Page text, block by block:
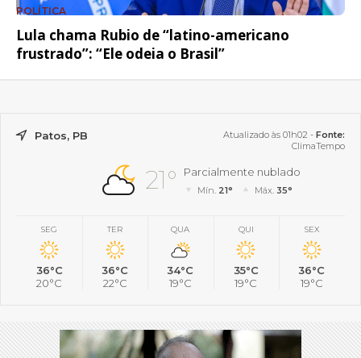
POLÍTICA
Lula chama Rubio de “latino-americano
frustrado”: “Ele odeia o Brasil”
Patos, PB Atualizado às 01h02 - Fonte:
ClimaTempo
21° Parcialmente nublado
Mín. 21° Máx. 35°
SEG
36°C
20°C
TER
36°C
22°C
QUA
34°C
19°C
QUI
35°C
19°C
SEX
36°C
19°C